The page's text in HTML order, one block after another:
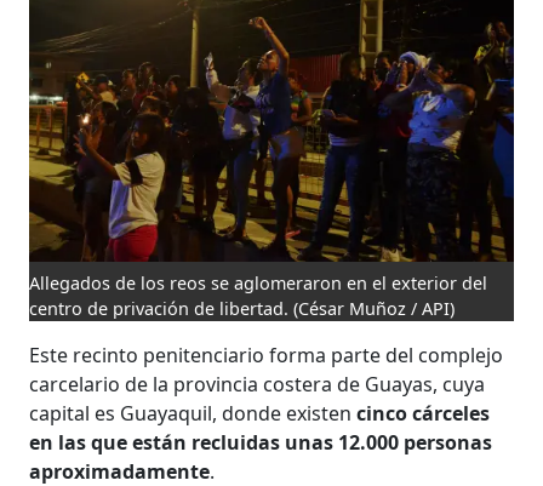
Allegados de los reos se aglomeraron en el exterior del
centro de privación de libertad. (César Muñoz / API)
Este recinto penitenciario forma parte del complejo
carcelario de la provincia costera de Guayas, cuya
capital es Guayaquil, donde existencinco cárceles
en las que están recluidas unas 12.000 personas
aproximadamente.